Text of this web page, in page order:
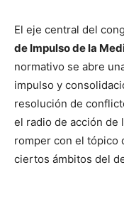
El eje central del
de Impulso de la
normativo se abre
impulso y
resolución de
el radio de acción de
romper con el tópico
ciertos ámbitos del